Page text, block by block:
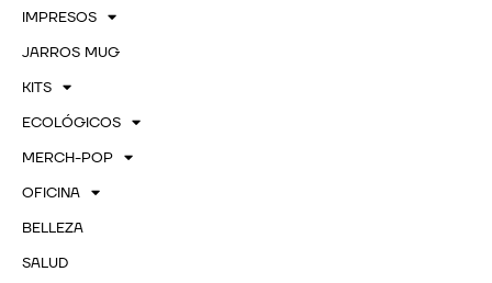
IMPRESOS
JARROS MUG
KITS
ECOLÓGICOS
MERCH-POP
OFICINA
BELLEZA
SALUD